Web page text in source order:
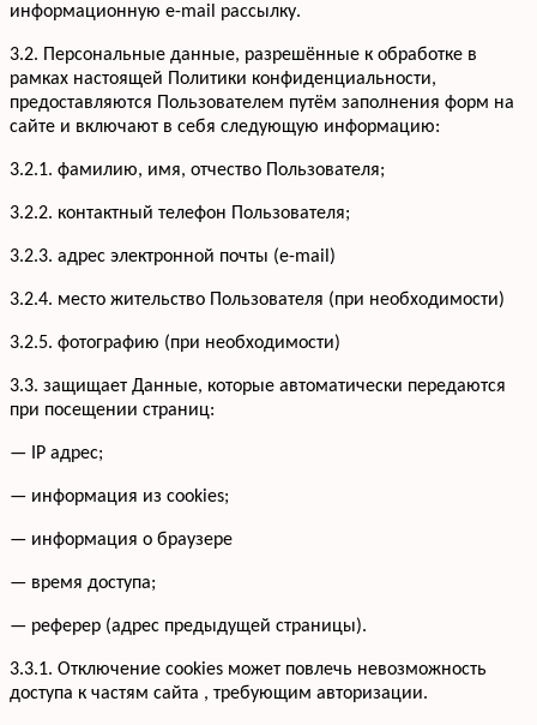
информационную e-mail рассылку.
3.2. Персональные данные, разрешённые к обработке в
рамках настоящей Политики конфиденциальности,
предоставляются Пользователем путём заполнения форм на
сайте и включают в себя следующую информацию:
3.2.1. фамилию, имя, отчество Пользователя;
3.2.2. контактный телефон Пользователя;
3.2.3. адрес электронной почты (e-mail)
3.2.4. место жительство Пользователя (при необходимости)
3.2.5. фотографию (при необходимости)
3.3. защищает Данные, которые автоматически передаются
при посещении страниц:
— IP адрес;
— информация из cookies;
— информация о браузере
— время доступа;
— реферер (адрес предыдущей страницы).
3.3.1. Отключение cookies может повлечь невозможность
доступа к частям сайта , требующим авторизации.